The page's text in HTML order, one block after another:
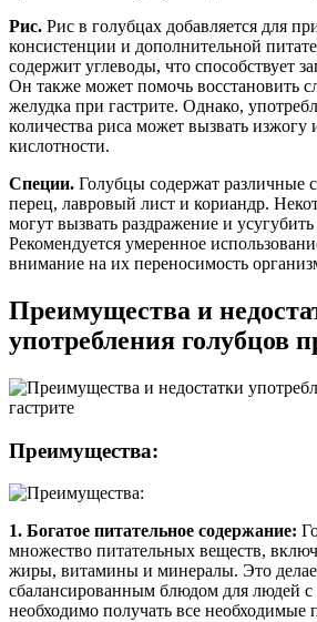
Рис. Рис в голубцах добавляется для
консистенции и дополнительной
содержит углеводы, что способствует
Он также может помочь восстановить
желудка при гастрите. Однако,
количества риса может вызвать
кислотности.
Специи. Голубцы содержат различные
перец, лавровый лист и кориандр.
могут вызвать раздражение и
Рекомендуется умеренное
внимание на их переносимость
Преимущества и
употребления голубцов
Преимущества:
1. Богатое питательное содержание:
множество питательных веществ,
жиры, витамины и минералы. Это
сбалансированным блюдом для людей с
необходимо получать все необходимые